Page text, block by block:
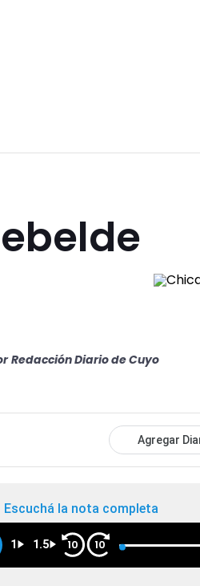
Redacción Diario de Cuyo
Agregar
Escuchá la nota completa
1 1.5 10 10